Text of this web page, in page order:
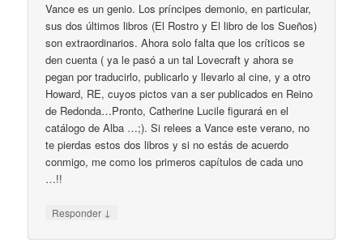
Vance es un genio. Los príncipes demonio, en particular,
sus dos últimos libros (El Rostro y El libro de los Sueños)
son extraordinarios. Ahora solo falta que los críticos se
den cuenta ( ya le pasó a un tal Lovecraft y ahora se
pegan por traducirlo, publicarlo y llevarlo al cine, y a otro
Howard, RE, cuyos pictos van a ser publicados en Reino
de Redonda…Pronto, Catherine Lucile figurará en el
catálogo de Alba …;). Si relees a Vance este verano, no
te pierdas estos dos libros y si no estás de acuerdo
conmigo, me como los primeros capítulos de cada uno
…!!
Responder ↓